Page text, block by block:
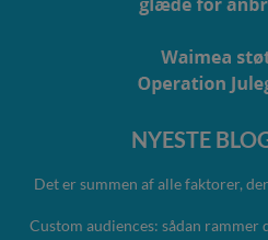
NYESTE
Det er summen af alle faktorer,
Custom audiences: sådan rammer